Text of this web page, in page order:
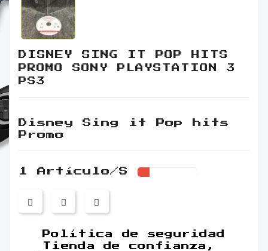
DISNEY SING IT POP HITS
PROMO SONY PLAYSTATION 3
PS3
Disney Sing it Pop hits
Promo
1 Artículo/s
Política de seguridad
Tienda de confianza,